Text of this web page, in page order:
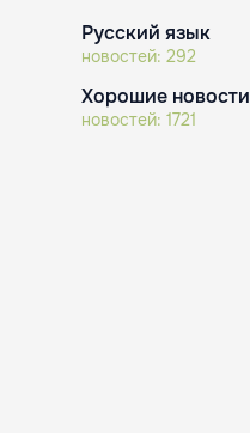
Русский язык
новостей: 292
Хорошие новости
новостей: 1721